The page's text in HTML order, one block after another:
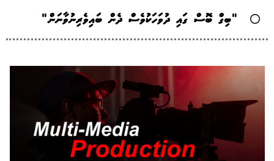
"ބިގް ބޮސް ގައި ދުވަހަކުވެސް ދެން ބައިވެރިނުވާނަން"